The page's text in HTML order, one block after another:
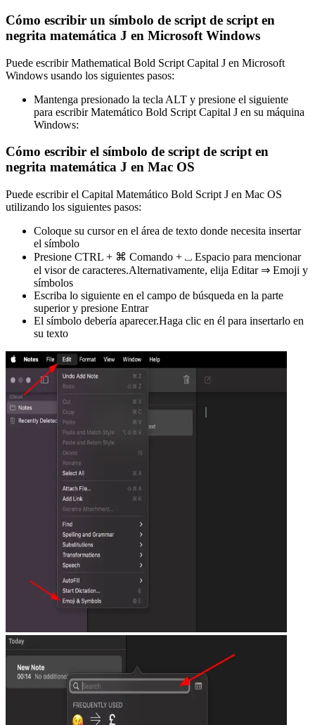
Cómo escribir un símbolo de script de script en
negrita matemática J en Microsoft Windows
Puede escribir Mathematical Bold Script Capital J en Microsoft
Windows usando los siguientes pasos:
Mantenga presionado la tecla ALT y presione el siguiente
para escribir Matemático Bold Script Capital J en su máquina
Windows:
Cómo escribir el símbolo de script de script en
negrita matemática J en Mac OS
Puede escribir el Capital Matemático Bold Script J en Mac OS
utilizando los siguientes pasos:
Coloque su cursor en el área de texto donde necesita insertar
el símbolo
Presione CTRL + ⌘ Comando + ⎵ Espacio para mencionar
el visor de caracteres.Alternativamente, elija Editar ⇒ Emoji y
símbolos
Escriba lo siguiente en el campo de búsqueda en la parte
superior y presione Entrar
El símbolo debería aparecer.Haga clic en él para insertarlo en
su texto